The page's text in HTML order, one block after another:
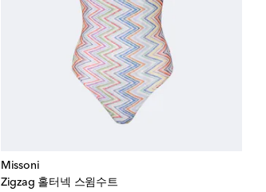
Missoni
Zigzag 홀터넥 스윔수트